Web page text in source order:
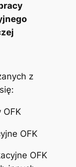
z
OFK
OFK
OFK